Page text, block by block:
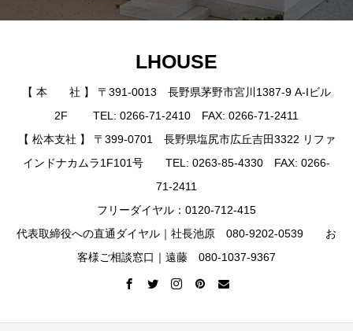
LHOUSE
【 本 社 】 〒391-0013 長野県茅野市宮川1387-9 A-Iビル
2F TEL: 0266-71-2410 FAX: 0266-71-2411
【 松本支社 】 〒399-0701 長野県塩尻市広丘吉田3322 リファ
インドナカムラ1F101号 TEL: 0263-85-4330 FAX: 0266-
71-2411
フリーダイヤル：0120-712-415
代表取締役への直通ダイヤル｜社長池原 080-9202-0539 お
客様ご相談窓口｜遠藤 080-1037-9367